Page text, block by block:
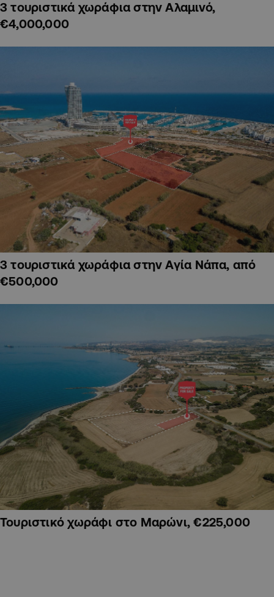
3 τουριστικά χωράφια στην Αλαμινό,
€4,000,000
3 τουριστικά χωράφια στην Αγία Νάπα, από
€500,000
Τουριστικό χωράφι στο Μαρώνι, €225,000